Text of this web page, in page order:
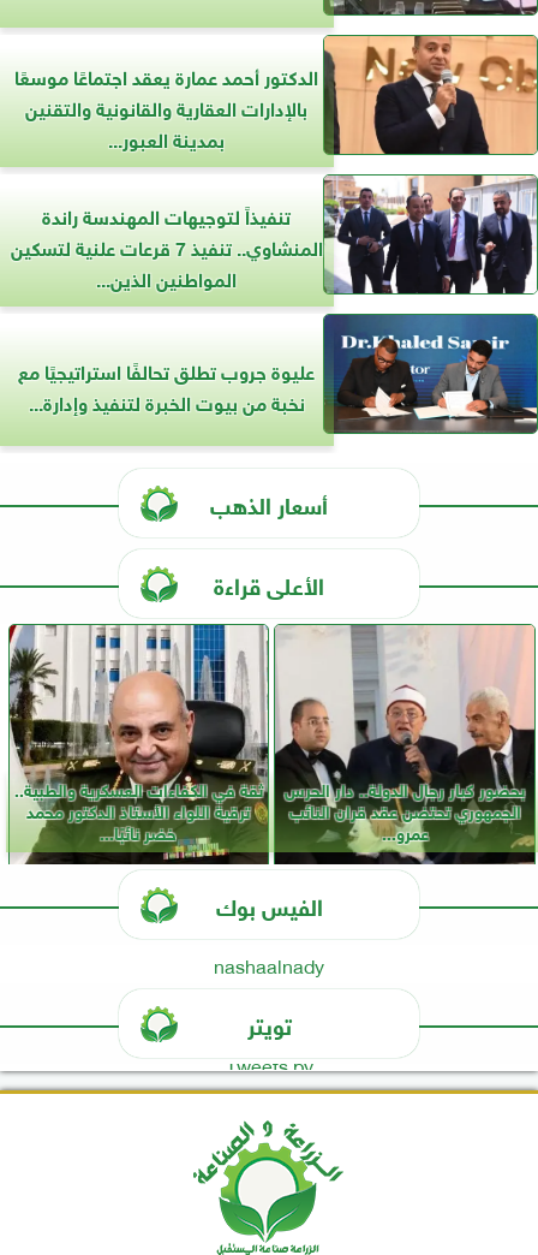
الدكتور أحمد عمارة يعقد اجتماعًا موسعًا
بالإدارات العقارية والقانونية والتقنين
بمدينة العبور...
تنفيذاً لتوجيهات المهندسة راندة
المنشاوي.. تنفيذ 7 قرعات علنية لتسكين
المواطنين الذين...
عليوة جروب تطلق تحالفًا استراتيجيًا مع
نخبة من بيوت الخبرة لتنفيذ وإدارة...
أسعار الذهب
الأعلى قراءة
بحضور كبار رجال الدولة.. دار الحرس
الجمهوري تحتضن عقد قران النائب
عمرو...
ثقة في الكفاءات العسكرية والطبية..
ترقية اللواء الأستاذ الدكتور محمد
خضر نائبًا...
الفيس بوك
nashaalnady
تويتر
Tweets by